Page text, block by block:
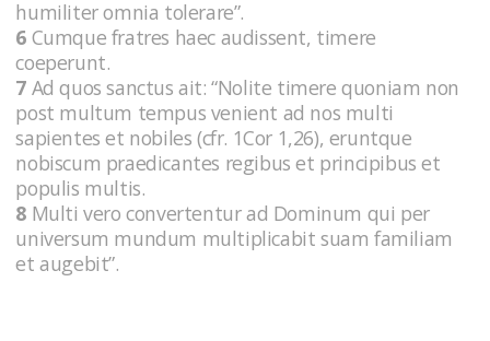
humiliter omnia tolerare”.
6 Cumque fratres haec audissent, timere
coeperunt.
7 Ad quos sanctus ait: “Nolite timere quoniam non
post multum tempus venient ad nos multi
sapientes et nobiles (cfr. 1Cor 1,26), eruntque
nobiscum praedicantes regibus et principibus et
populis multis.
8 Multi vero convertentur ad Dominum qui per
universum mundum multiplicabit suam familiam
et augebit”.